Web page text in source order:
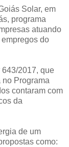
Solar, em
programa
atuando
do
2017, que
no Programa
contaram com
da
de um
como: